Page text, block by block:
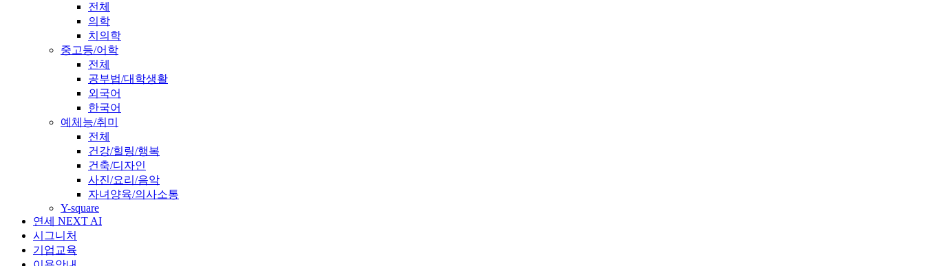
전체
의학
치의학
중고등/어학
전체
공부법/대학생활
외국어
한국어
예체능/취미
전체
건강/힐링/행복
건축/디자인
사진/요리/음악
자녀양육/의사소통
Y-square
연세 NEXT AI
시그니처
기업교육